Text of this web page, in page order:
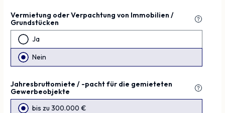
Vermietung oder Verpachtung von Immobilien /
Grundstücken
Ja
Nein
Jahresbruttomiete / -pacht für die gemieteten
Gewerbeobjekte
bis zu 300.000 €